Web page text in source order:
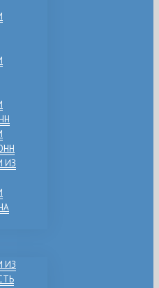
ИЗ
ИЗ